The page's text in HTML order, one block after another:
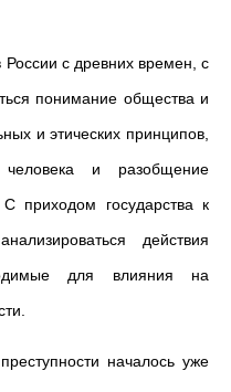
России с древних времен, с
понимание общества и
и этических принципов,
и разобщение
приходом государства к
действия
для влияния на
началось уже